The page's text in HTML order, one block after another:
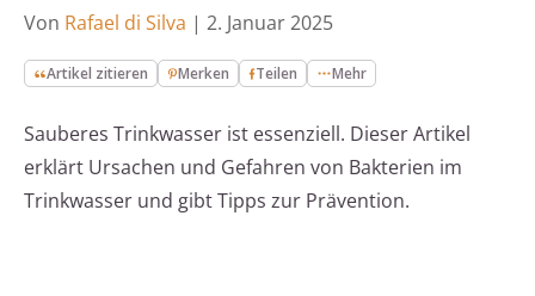
Von Rafael di Silva | 2. Januar 2025
Artikel zitieren Merken Teilen Mehr
Sauberes Trinkwasser ist essenziell. Dieser Artikel
erklärt Ursachen und Gefahren von Bakterien im
Trinkwasser und gibt Tipps zur Prävention.